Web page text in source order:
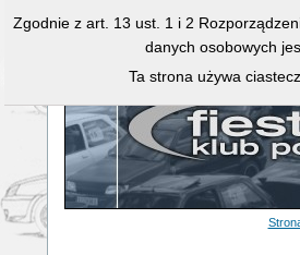
Zgodnie z art. 13 ust. 1 i 2
danych osobowych
Ta strona używa